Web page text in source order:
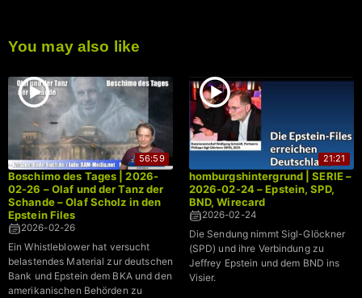
You may also like
56:59
Boschimo des Tages | 2026-
02-26 – Olaf und der Tanz der
Schande – Olaf Scholz in den
Epstein Files
2026-02-26
Ein Whistleblower hat versucht
belastendes Material zur deutschen
Bank und Epstein dem BKA und den
amerikanischen Behörden zu
21:21
homburgshintergrund | SERIE –
2026-02-24 – Epstein, SPD,
BND, Wirecard
2026-02-24
Die Sendung nimmt Sigl-Glöckner
(SPD) und ihre Verbindung zu
Jeffrey Epstein und dem BND ins
Visier.